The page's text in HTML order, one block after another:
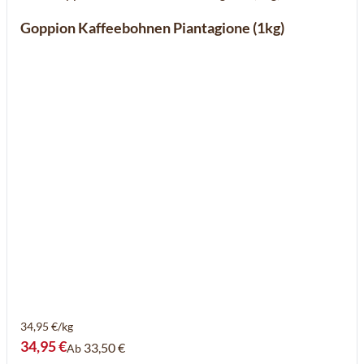
Goppion Kaffeebohnen Piantagione (1kg)
34,95 €/kg
34,95 €Ab 33,50 €